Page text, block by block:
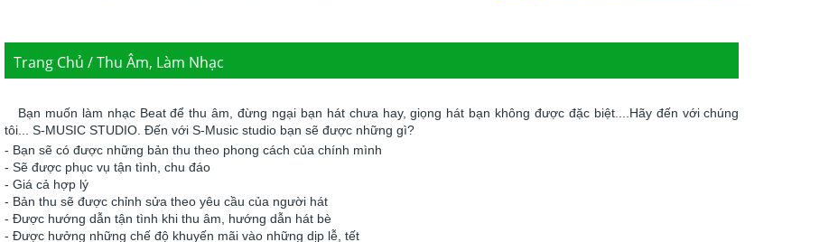
Trang Chủ / Thu Âm, Làm Nhạc
Bạn muốn làm nhạc Beat để thu âm, đừng ngại bạn hát chưa hay, giọng hát bạn không được đặc biệt....Hãy đến với chúng
tôi... S-MUSIC STUDIO. Đến với S-Music studio bạn sẽ được những gì?
- Bạn sẽ có được những bản thu theo phong cách của chính mình
- Sẽ được phục vụ tận tình, chu đáo
- Giá cả hợp lý
- Bản thu sẽ được chỉnh sửa theo yêu cầu của người hát
- Được hướng dẫn tận tình khi thu âm, hướng dẫn hát bè
- Được hưởng những chế độ khuyến mãi vào những dịp lễ, tết